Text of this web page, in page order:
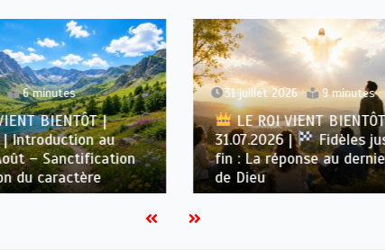
6 minutes
BIENTÔT |
Introduction au
– Sanctification
du caractère
31 juillet 2026 9 minutes
LE ROI VIENT BIENTÔT |
31.07.2026 |
Fidèles
fin : La réponse au
de Dieu